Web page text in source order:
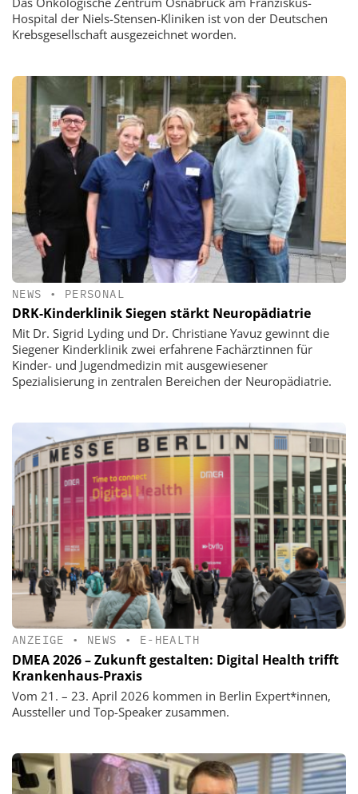
Hospital der Niels-Stensen-Kliniken ist von der Deutschen
Krebsgesellschaft ausgezeichnet worden.
NEWS • PERSONAL
DRK-Kinderklinik Siegen stärkt Neuropädiatrie
Mit Dr. Sigrid Lyding und Dr. Christiane Yavuz gewinnt die
Siegener Kinderklinik zwei erfahrene Fachärztinnen für
Kinder- und Jugendmedizin mit ausgewiesener
Spezialisierung in zentralen Bereichen der Neuropädiatrie.
ANZEIGE • NEWS • E-HEALTH
DMEA 2026 – Zukunft gestalten: Digital Health trifft
Krankenhaus-Praxis
Vom 21. – 23. April 2026 kommen in Berlin Expert*innen,
Aussteller und Top-Speaker zusammen.